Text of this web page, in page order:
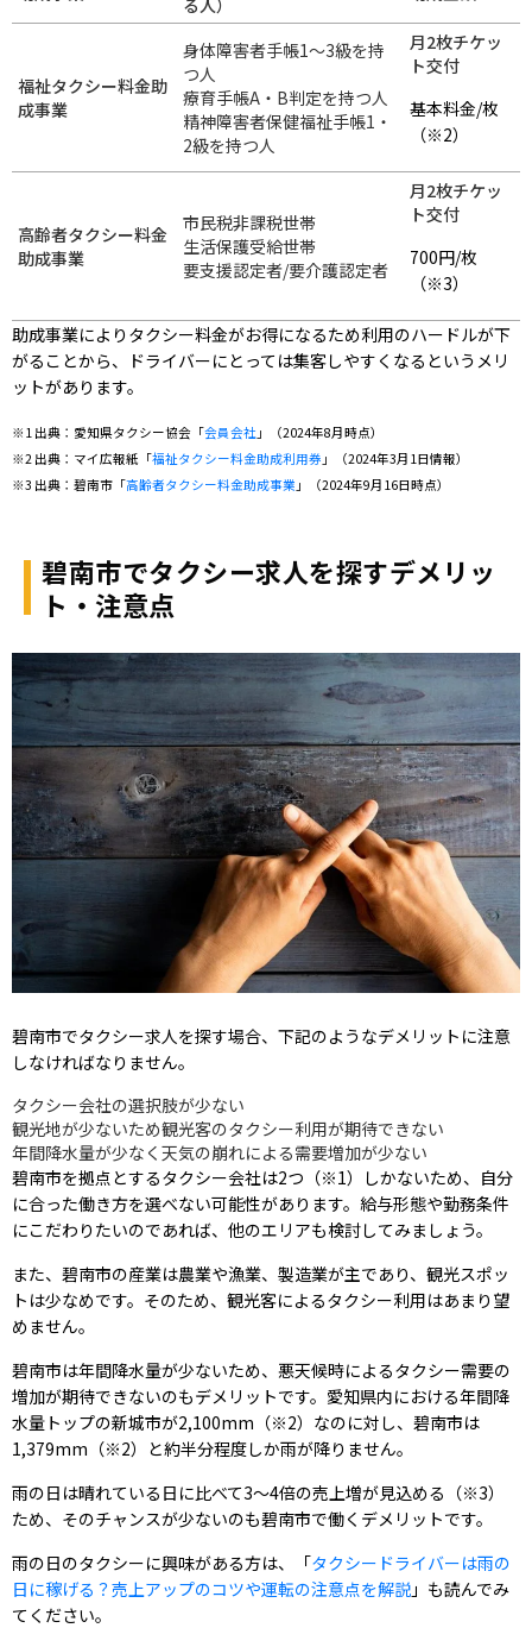
る人）
福祉タクシー料金助
成事業
身体障害者手帳1〜3級を持
つ人
療育手帳A・B判定を持つ人
精神障害者保健福祉手帳1・
2級を持つ人
月2枚チケッ
ト交付
基本料金/枚
（※2）
高齢者タクシー料金
助成事業
市民税非課税世帯
生活保護受給世帯
要支援認定者/要介護認定者
月2枚チケッ
ト交付
700円/枚
（※3）
助成事業によりタクシー料金がお得になるため利用のハードルが下
がることから、ドライバーにとっては集客しやすくなるというメリ
ットがあります。
※1 出典：愛知県タクシー協会「会員会社 」（2024年8月時点）
※2 出典：マイ広報紙「福祉タクシー料金助成利用券 」（2024年3月1日情報）
※3 出典：碧南市「高齢者タクシー料金助成事業 」（2024年9月16日時点）
碧南市でタクシー求人を探すデメリッ
ト・注意点
碧南市でタクシー求人を探す場合、下記のようなデメリットに注意
しなければなりません。
タクシー会社の選択肢が少ない
観光地が少ないため観光客のタクシー利用が期待できない
年間降水量が少なく天気の崩れによる需要増加が少ない
碧南市を拠点とするタクシー会社は2つ（※1）しかないため、自分
に合った働き方を選べない可能性があります。給与形態や勤務条件
にこだわりたいのであれば、他のエリアも検討してみましょう。
また、碧南市の産業は農業や漁業、製造業が主であり、観光スポッ
トは少なめです。そのため、観光客によるタクシー利用はあまり望
めません。
碧南市は年間降水量が少ないため、悪天候時によるタクシー需要の
増加が期待できないのもデメリットです。愛知県内における年間降
水量トップの新城市が2,100mm（※2）なのに対し、碧南市は
1,379mm（※2）と約半分程度しか雨が降りません。
雨の日は晴れている日に比べて3〜4倍の売上増が見込める（※3）
ため、そのチャンスが少ないのも碧南市で働くデメリットです。
雨の日のタクシーに興味がある方は、「タクシードライバーは雨の
日に稼げる？売上アップのコツや運転の注意点を解説 」も読んでみ
てください。